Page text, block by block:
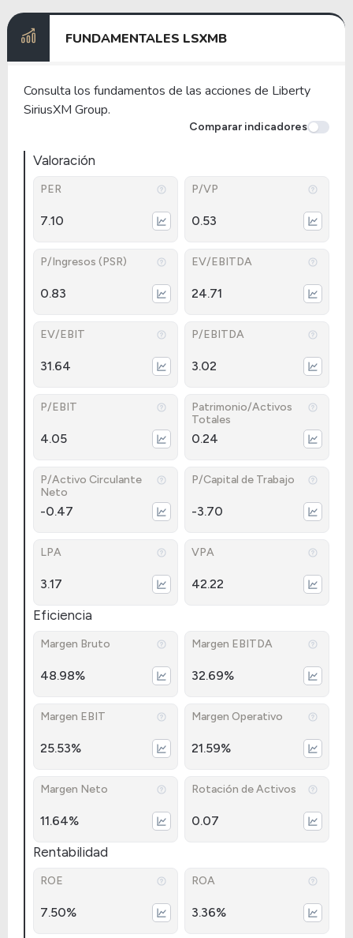
FUNDAMENTALES LSXMB
Consulta los fundamentos de las acciones de Liberty
SiriusXM Group.
Comparar indicadores
Valoración
PER
7.10
P/VP
0.53
P/Ingresos (PSR)
0.83
EV/EBITDA
24.71
EV/EBIT
31.64
P/EBITDA
3.02
P/EBIT
4.05
Patrimonio/Activos
Totales
0.24
P/Activo Circulante
Neto
-0.47
P/Capital de Trabajo
-3.70
LPA
3.17
VPA
42.22
Eficiencia
Margen Bruto
48.98%
Margen EBITDA
32.69%
Margen EBIT
25.53%
Margen Operativo
21.59%
Margen Neto
11.64%
Rotación de Activos
0.07
Rentabilidad
ROE
7.50%
ROA
3.36%